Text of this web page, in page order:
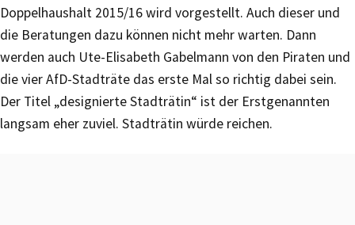
Doppelhaushalt 2015/16 wird vorgestellt. Auch dieser und
die Beratungen dazu können nicht mehr warten. Dann
werden auch Ute-Elisabeth Gabelmann von den Piraten und
die vier AfD-Stadträte das erste Mal so richtig dabei sein.
Der Titel „designierte Stadträtin“ ist der Erstgenannten
langsam eher zuviel. Stadträtin würde reichen.